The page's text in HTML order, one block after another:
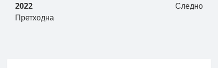
2022
Претходна
Следно